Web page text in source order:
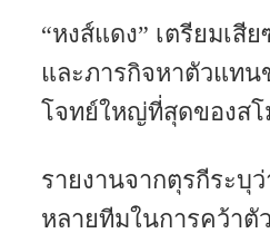
“หงส์แดง” เตรียมเ
และภารกิจหาตัวแท
โจทย์ใหญ่ที่สุดของสโ
รายงานจากตุรกีระบุ
หลายทีมในการคว้าตั